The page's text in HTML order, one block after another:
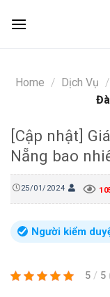
Home / Dịch Vụ /
[Cập nhật]
Nẵng bao
25/01/2024
Người kiểm
5 / 5